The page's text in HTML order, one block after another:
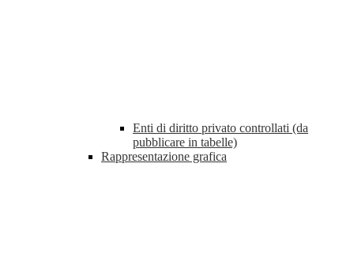
Enti di diritto privato controllati (da
pubblicare in tabelle)
Rappresentazione grafica